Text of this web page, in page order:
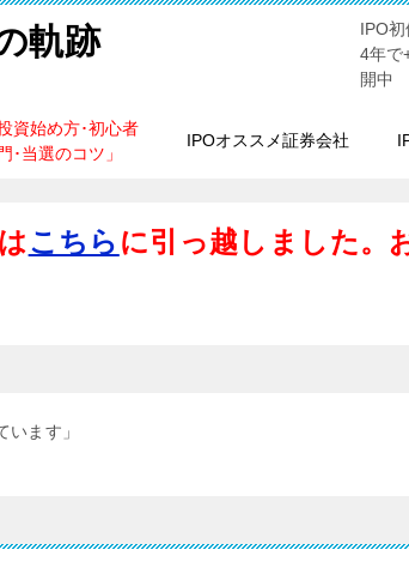
軌跡
IPO
4年で
開中
資始め方･初心者
･当選のコツ」
IPOオススメ証券会社
こちら に引っ越しました。
います」